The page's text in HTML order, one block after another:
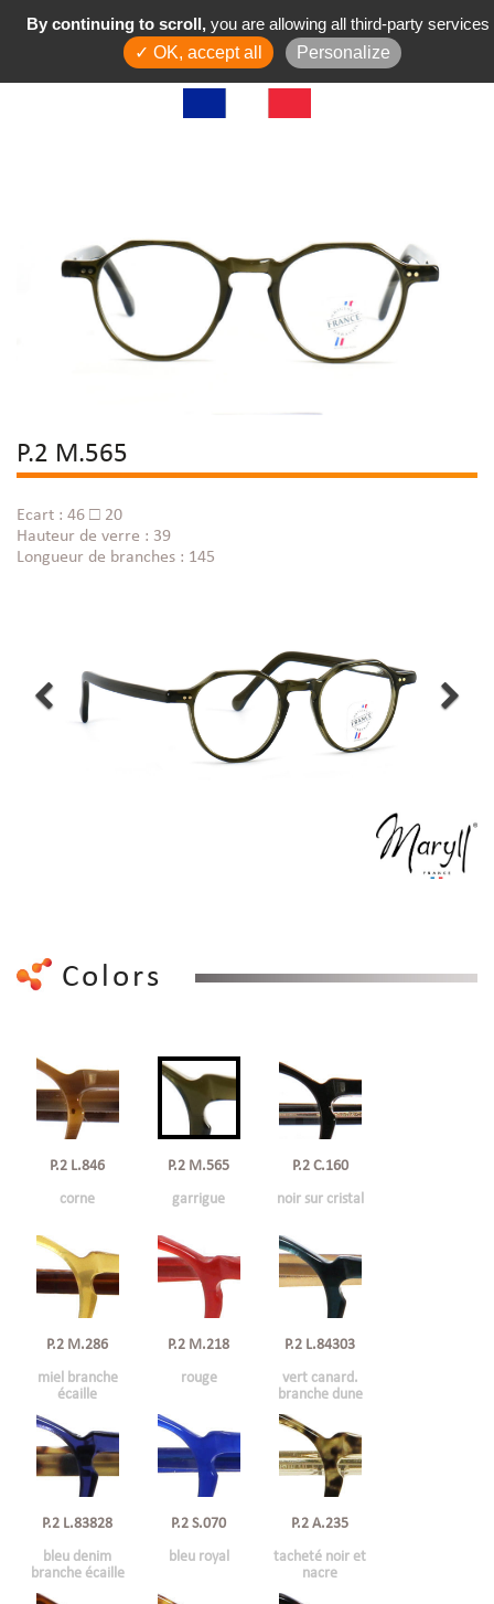
P.2 M.565
Ecart : 46 □ 20
Hauteur de verre : 39
Longueur de branches : 145
Colors
P.2 L.846
corne
P.2 M.565
garrigue
P.2 C.160
noir sur cristal
P.2 M.286
miel branche
écaille
P.2 M.218
rouge
P.2 L.84303
vert canard.
branche dune
P.2 L.83828
bleu denim
branche écaille
P.2 S.070
bleu royal
P.2 A.235
tacheté noir et
nacre
By continuing to scroll, you are allowing all third-party services
✓ OK, accept all
Personalize